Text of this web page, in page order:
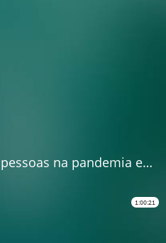
pandemia em meio ao isolamento
1:00:21